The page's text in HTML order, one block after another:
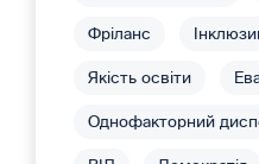
Фріланс
Якість освіти
Однофакторний